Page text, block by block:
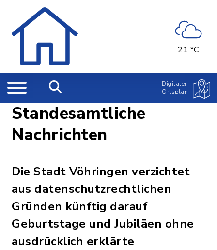
21 °C
Digitaler
Ortsplan
Standesamtliche
Nachrichten
Die Stadt Vöhringen verzichtet
aus datenschutzrechtlichen
Gründen künftig darauf
Geburtstage und Jubiläen ohne
ausdrücklich erklärte